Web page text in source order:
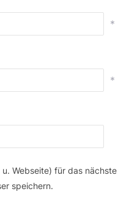
*
*
Webseite) für das nächste
speichern.